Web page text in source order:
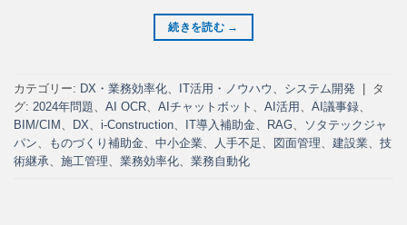
続きを読む →
カテゴリー: DX・業務効率化 IT活用・ノウハウ システム開発
タ
グ: 2024年問題 AI OCR AIチャットボット AI活用 AI議事録
BIM/CIM
DX i-Construction IT導入補助金 RAG
ソタテックジャ
パン
ものづくり補助金 中小企業 人手不足 図面管理 建設業
技
術継承
施工管理 業務効率化 業務自動化